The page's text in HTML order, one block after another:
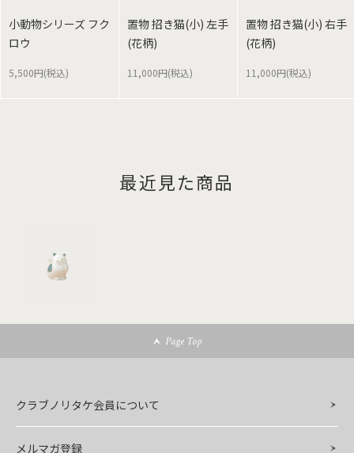
小動物シリーズ フク
ロウ
5,500円(税込)
置物 招き猫(小) 左手
(花柄)
11,000円(税込)
置物 招き猫(小) 右手
(花柄)
11,000円(税込)
最近見た商品
Page Top
クラブノリタケ会員について
メルマガ登録